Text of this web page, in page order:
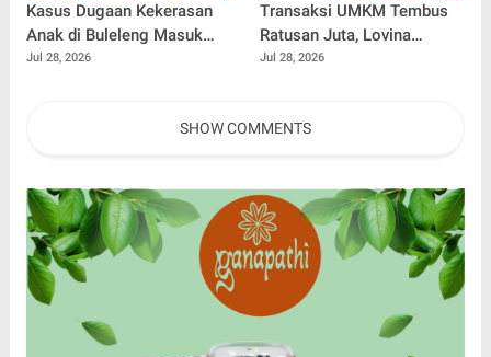
Kasus Dugaan Kekerasan
Anak di Buleleng Masuk
Tahap Penuntutan, Kejari
Jul 28, 2026
Transaksi UMKM Tembus
Ratusan Juta, Lovina
Festival 2026 Buktikan
Jul 28, 2026
SHOW COMMENTS